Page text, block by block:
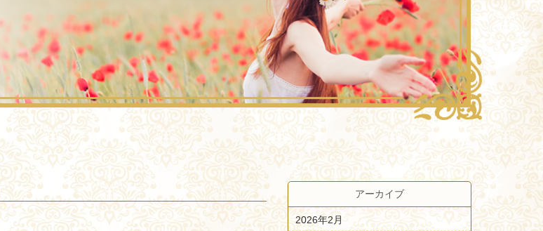
アーカイブ
2026年2月